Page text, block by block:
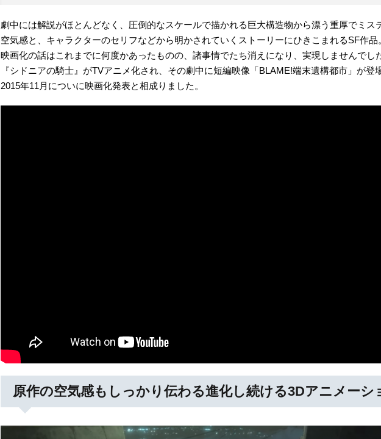
劇中には解説がほとんどなく、圧倒的なスケールで描かれる巨大構造物から漂う重厚でミス
空気感と、キャラクターのセリフなどから明かされていくストーリーにひきこまれるSF作品
映画化の話はこれまでに何度かあったものの、諸事情でたち消えになり、実現しませんでし
『シドニアの騎士』がTVアニメ化され、その劇中に短編映像「BLAME!端末遺構都市」が登
2015年11月についに映画化発表と相成りました。
原作の空気感もしっかり伝わる進化し続ける3Dアニメーシ